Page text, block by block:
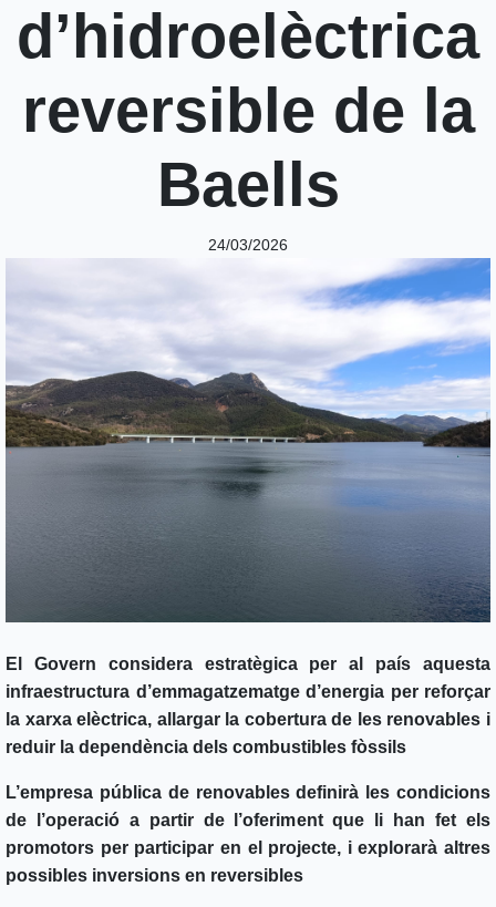
d’hidroelèctrica
reversible de la
Baells
24/03/2026
El Govern considera estratègica per al país aquesta
infraestructura d’emmagatzematge d’energia per reforçar
la xarxa elèctrica, allargar la cobertura de les renovables i
reduir la dependència dels combustibles fòssils
L’empresa pública de renovables definirà les condicions
de l’operació a partir de l’oferiment que li han fet els
promotors per participar en el projecte, i explorarà altres
possibles inversions en reversibles